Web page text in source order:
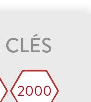
CLÉS
2000